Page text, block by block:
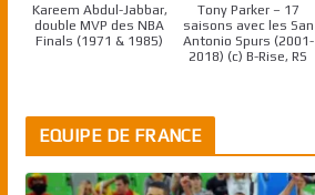
Kareem Abdul-Jabbar,
double MVP des NBA
Finals (1971 & 1985)
Tony Parker – 17
saisons avec les San
Antonio Spurs (2001-
2018) (c) B-Rise, RS
EQUIPE DE FRANCE